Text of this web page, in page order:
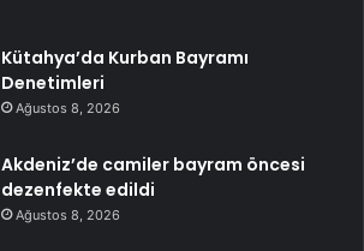
Kütahya’da Kurban Bayramı
Denetimleri
Ağustos 8, 2026
Akdeniz’de camiler bayram öncesi
dezenfekte edildi
Ağustos 8, 2026